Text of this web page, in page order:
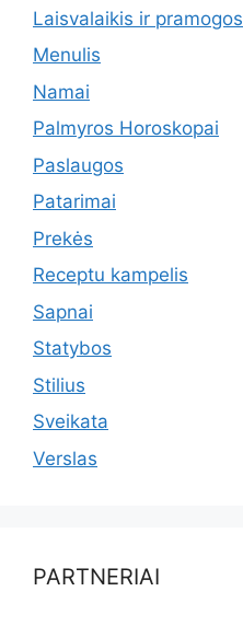
Laisvalaikis ir pramogos
Menulis
Namai
Palmyros Horoskopai
Paslaugos
Patarimai
Prekės
Receptu kampelis
Sapnai
Statybos
Stilius
Sveikata
Verslas
PARTNERIAI